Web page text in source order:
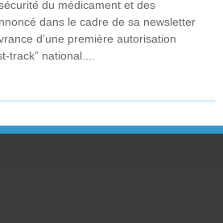
du médicament et des
dans le cadre de sa newsletter
d’une première autorisation
track” national....